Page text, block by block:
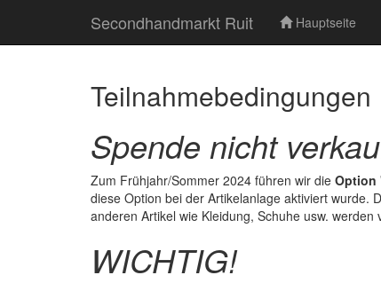
Secondhandmarkt Ruit Hauptseite
Teilnahmebedingungen
Spende nicht
Zum Frühjahr/Sommer 2024 führen wir die Option
diese Option bei der Artikelanlage aktiviert wurde.
anderen Artikel wie Kleidung, Schuhe usw.
WICHTIG!